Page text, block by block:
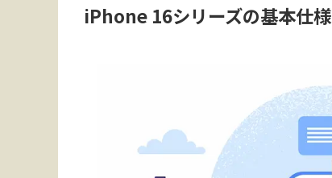
iPhone 16シリーズの基本仕様